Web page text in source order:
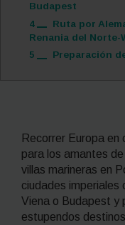
Budapest
4
Ruta por
Renania del Norte-
5
Preparación
Recorrer Europa en
para los amantes de
villas marineras en
ciudades imperiales
Viena o Budapest y
estupendos